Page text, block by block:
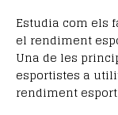
Estudia com els
el rendiment
Una de les
esportistes a
rendiment